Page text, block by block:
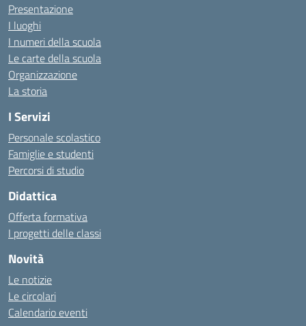
Presentazione
I luoghi
I numeri della scuola
Le carte della scuola
Organizzazione
La storia
I Servizi
Personale scolastico
Famiglie e studenti
Percorsi di studio
Didattica
Offerta formativa
I progetti delle classi
Novità
Le notizie
Le circolari
Calendario eventi